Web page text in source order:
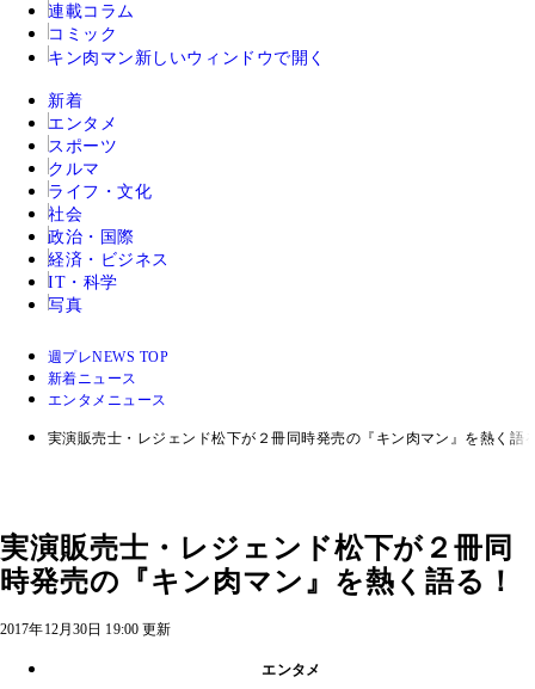
連載コラム
コミック
キン肉マン 新しいウィンドウで開く
新着
エンタメ
スポーツ
クルマ
ライフ・文化
社会
政治・国際
経済・ビジネス
IT・科学
写真
週プレNEWS TOP
新着ニュース
エンタメニュース
実演販売士・レジェンド松下が２冊同時発売の『キン肉マン』を熱く語
実演販売士・レジェンド松下が２冊同
時発売の『キン肉マン』を熱く語る！
2017年12月30日 19:00 更新
エンタメ